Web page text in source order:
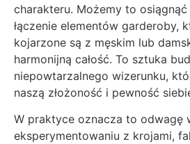
charakteru. Możemy to
łączenie elementów garderoby,
kojarzone są z męskim lub
harmonijną całość. To sztuka
niepowtarzalnego wizerunku,
naszą złożoność i pewność
W praktyce oznacza to odwagę
eksperymentowaniu z krojami,